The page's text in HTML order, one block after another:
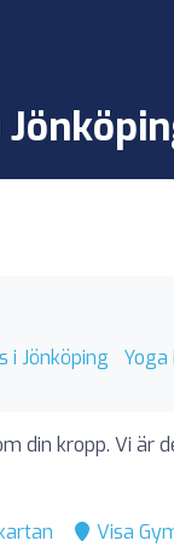
i Jönköping Yoga
din kropp. Vi är
Visa